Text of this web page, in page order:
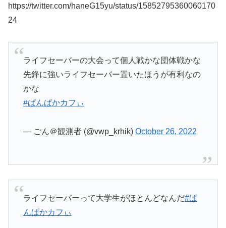
https://twitter.com/haneG15yu/status/15852795360060170
24
ライフセーバーの大会って個人戦かな団体戦かな
先鋒に強いライフセーバー置いたほうが有利なの
かな
#ぱんぱかカフぃ
— ごん＠観測者 (@vwp_krhik) October 26, 2022
ライフセーバーって大学生がほとんどなんだ#ぱ
んぱかカフぃ